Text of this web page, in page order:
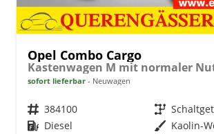
Opel Combo Cargo
sofort lieferbar Neuwagen
Fahrzeugnr. 384100 Getriebe
Kraftstoff Diesel Außenfarbe Kaolin-